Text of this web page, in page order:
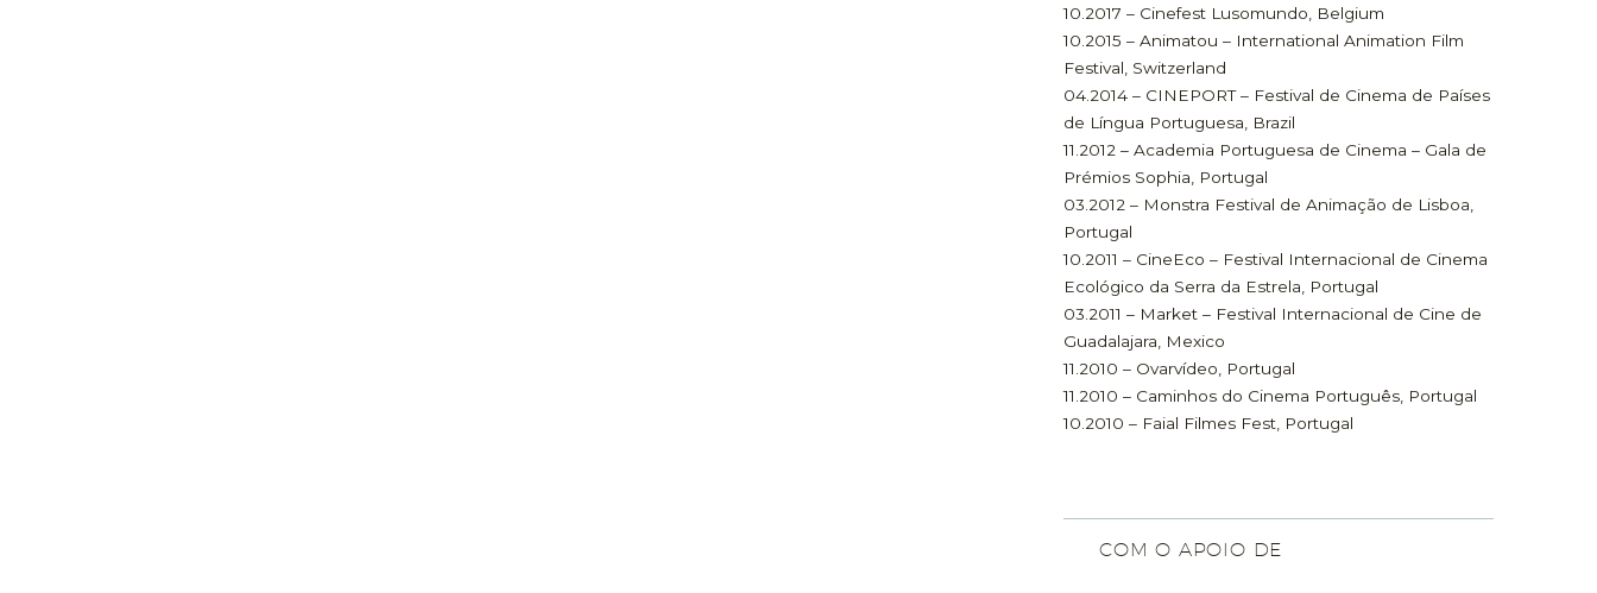
10.2017 – Cinefest Lusomundo, Belgium
10.2015 – Animatou – International Animation Film
Festival, Switzerland
04.2014 – CINEPORT – Festival de Cinema de Países
de Língua Portuguesa, Brazil
11.2012 – Academia Portuguesa de Cinema – Gala de
Prémios Sophia, Portugal
03.2012 – Monstra Festival de Animação de Lisboa,
Portugal
10.2011 – CineEco – Festival Internacional de Cinema
Ecológico da Serra da Estrela, Portugal
03.2011 – Market – Festival Internacional de Cine de
Guadalajara, Mexico
11.2010 – Ovarvídeo, Portugal
11.2010 – Caminhos do Cinema Português, Portugal
10.2010 – Faial Filmes Fest, Portugal
COM O APOIO DE